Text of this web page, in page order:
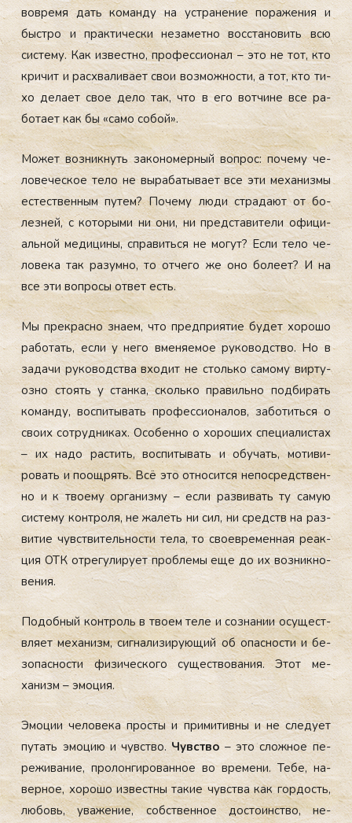
вов­ре­мя дать ко­ман­ду на ус­тра­нение по­раже­ния и
быс­тро и прак­ти­чес­ки не­замет­но вос­ста­новить всю
сис­те­му. Как из­вес­тно, про­фес­си­онал – это не тот, кто
кри­чит и рас­хва­лива­ет свои воз­можнос­ти, а тот, кто ти­
хо де­ла­ет свое де­ло так, что в его вот­чи­не все ра­
бота­ет как бы «са­мо со­бой».
Мо­жет воз­никнуть за­коно­мер­ный воп­рос: по­чему че­
лове­чес­кое те­ло не вы­раба­тыва­ет все эти ме­ханиз­мы
ес­тес­твен­ным пу­тем? По­чему лю­ди стра­да­ют от бо­
лез­ней, с ко­торы­ми ни они, ни пред­ста­вите­ли офи­ци­
аль­ной ме­дици­ны, спра­вить­ся не мо­гут? Ес­ли те­ло че­
лове­ка так ра­зум­но, то от­че­го же оно бо­ле­ет? И на
все эти воп­ро­сы от­вет есть.
Мы прек­расно зна­ем, что пред­при­ятие бу­дет хо­рошо
ра­ботать, ес­ли у не­го вме­ня­емое ру­ководс­тво. Но в
за­дачи ру­ководс­тва вхо­дит не столь­ко са­мому вир­ту­
оз­но сто­ять у стан­ка, сколь­ко пра­виль­но под­би­рать
ко­ман­ду, вос­пи­тывать про­фес­си­она­лов, за­ботить­ся о
сво­их сот­рудни­ках. Осо­бен­но о хо­роших спе­ци­алис­тах
– их на­до рас­тить, вос­пи­тывать и обу­чать, мо­тиви­
ровать и по­ощ­рять. Всё это от­но­сит­ся не­пос­редс­твен­
но и к тво­ему ор­га­низ­му – ес­ли раз­ви­вать ту са­мую
сис­те­му кон­тро­ля, не жа­леть ни сил, ни средств на раз­
ви­тие чувс­тви­тель­нос­ти те­ла, то сво­ев­ре­мен­ная ре­ак­
ция ОТК от­ре­гули­ру­ет проб­ле­мы еще до их воз­никно­
вения.
По­доб­ный кон­троль в тво­ем те­ле и соз­на­нии осу­щест­
вля­ет ме­ханизм, сиг­на­лизи­ру­ющий об опас­ности и бе­
зопас­ности фи­зичес­ко­го су­щес­тво­вания. Этот ме­
ханизм – эмо­ция.
Эмо­ции че­лове­ка прос­ты и при­митив­ны и не сле­ду­ет
пу­тать эмо­цию и чувс­тво.Чувс­тво– это слож­ное пе­
режи­вание, про­лон­ги­рован­ное во вре­мени. Те­бе, на­
вер­ное, хо­рошо из­вес­тны та­кие чувс­тва как гор­дость,
лю­бовь, ува­жение, собс­твен­ное дос­то­инс­тво, не­